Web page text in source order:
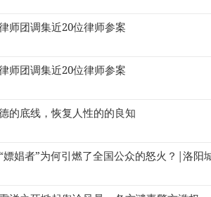
师团调集近20位律师参案
师团调集近20位律师参案
的底线，恢复人性的的良知
嫖娼者”为何引燃了全国公众的怒火？|洛阳